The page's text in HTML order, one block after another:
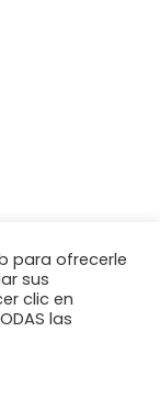
para ofrecerle
sus
clic en
las